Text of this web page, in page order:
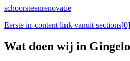
schoorsteenrenovatie
Eerste in-content link vanuit
Wat doen wij in